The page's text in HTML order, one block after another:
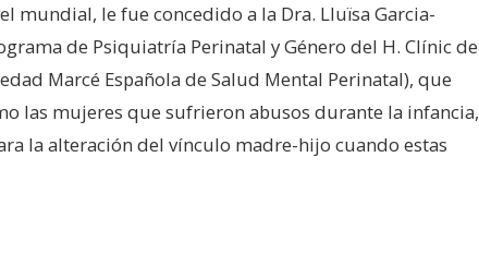
mundial, le fue concedido a la Dra. Lluïsa Garcia-
de Psiquiatría Perinatal y Género del H. Clínic de
Marcé Española de Salud Mental Perinatal), que
las mujeres que sufrieron abusos durante la infancia,
la alteración del vínculo madre-hijo cuando estas